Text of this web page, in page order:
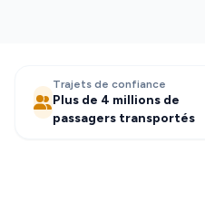
Trajets de confiance
Plus de 4 millions de
passagers transportés